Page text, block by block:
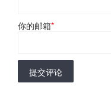
你的邮箱*
提交评论